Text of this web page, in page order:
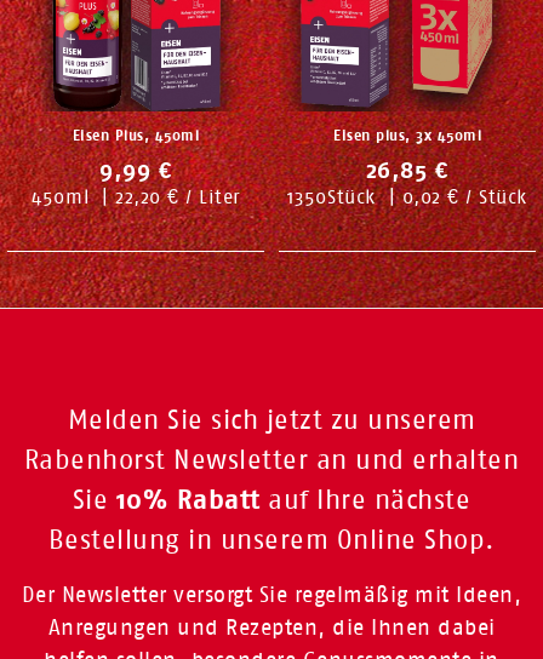
Eisen Plus, 450ml
9,99 €
450 ml | 22,20 € / Liter
Eisen plus, 3x 450ml
26,85 €
1350 Stück | 0,02 € / Stück
Melden Sie sich jetzt zu unserem
Rabenhorst Newsletter an und erhalten
Sie 10% Rabattauf Ihre nächste
Bestellung in unserem Online Shop.
Der Newsletter versorgt Sie regelmäßig mit Ideen,
Anregungen und Rezepten, die Ihnen dabei